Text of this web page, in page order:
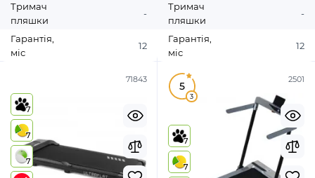
Тримач
пляшки
-
Гарантія,
міс
12
Тримач
пляшки
-
Гарантія,
міс
12
71843
7
7
7
2501
5
3
7
7